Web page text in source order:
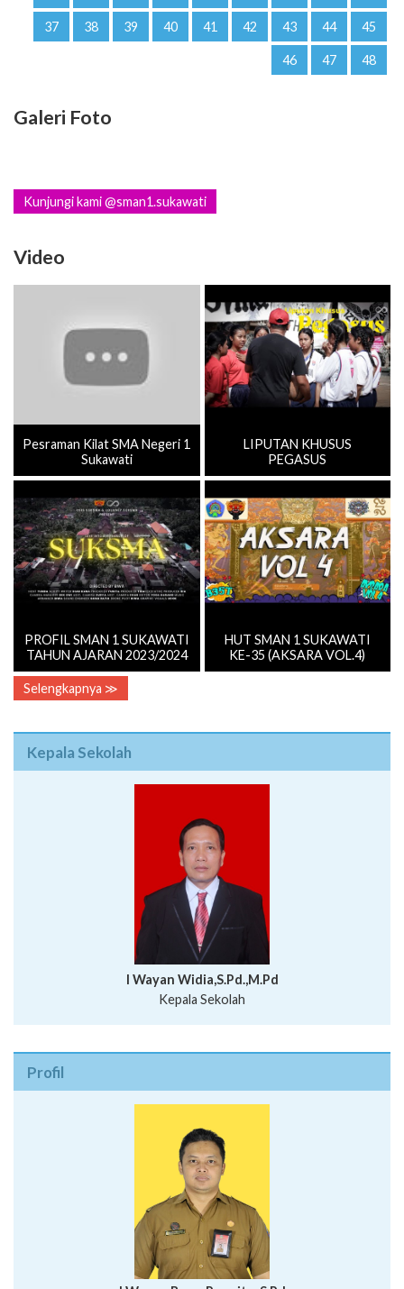
37 38 39 40 41 42 43 44 45
46 47 48
Galeri Foto
Kunjungi kami @sman1.sukawati
Video
Pesraman Kilat SMA Negeri 1
Sukawati
LIPUTAN KHUSUS
PEGASUS
PROFIL SMAN 1 SUKAWATI
TAHUN AJARAN 2023/2024
HUT SMAN 1 SUKAWATI
KE-35 (AKSARA VOL.4)
Selengkapnya ≫
Kepala Sekolah
I Wayan Widia,S.Pd.,M.Pd
Kepala Sekolah
Profil